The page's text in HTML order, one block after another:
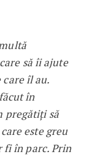
să îi ajute
îl au.
în
pregătiți să
este greu
fi în parc. Prin